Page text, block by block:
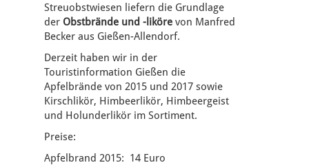
Streuobstwiesen liefern die Grundlage
der Obstbrände und -liköre von Manfred
Becker aus Gießen-Allendorf.
Derzeit haben wir in der
Touristinformation Gießen die
Apfelbrände von 2015 und 2017 sowie
Kirschlikör, Himbeerlikör, Himbeergeist
und Holunderlikör im Sortiment.
Preise:
Apfelbrand 2015: 14 Euro